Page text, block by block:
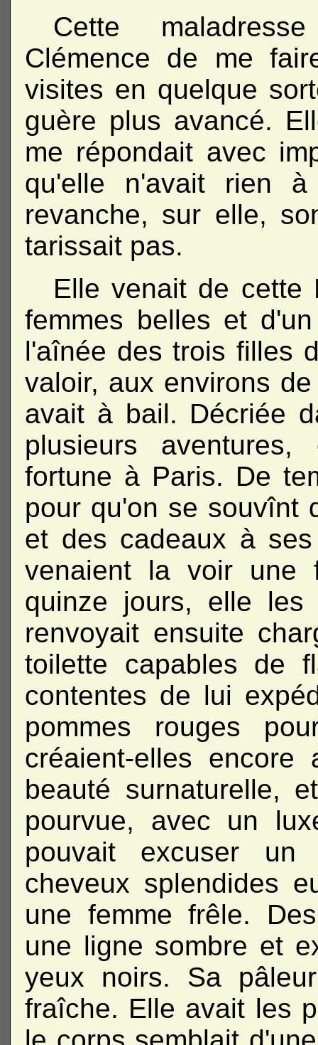
Cette
Clémence de me
visites en quelque
guère plus avancé.
me répondait avec
qu'elle n'avait rien
revanche, sur elle,
tarissait pas.
Elle venait de
femmes belles et
l'aînée des trois filles
valoir, aux environs
avait à bail. Décriée
plusieurs
fortune à Paris. De
pour qu'on se souvînt
et des cadeaux à
venaient la voir une
quinze jours, elle
renvoyait ensuite
toilette capables de
contentes de lui
pommes rouges
créaient-elles
beauté surnaturelle,
pourvue, avec un
pouvait excuser un
cheveux splendides
une femme frêle.
une ligne sombre et
yeux noirs. Sa
fraîche. Elle avait les